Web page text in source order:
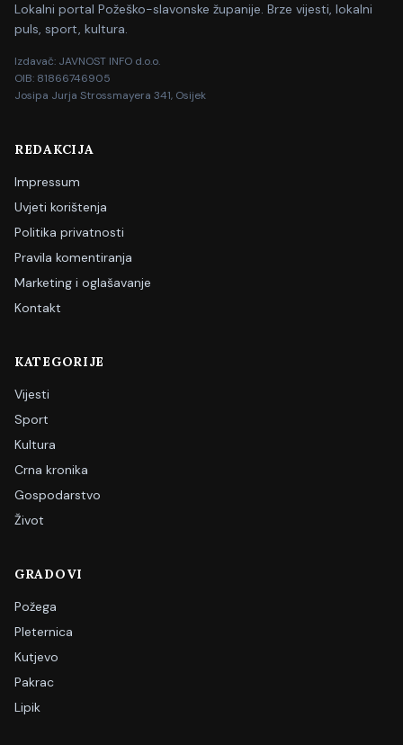
Lokalni portal Požeško-slavonske županije. Brze vijesti, lokalni
puls, sport, kultura.
Izdavač: JAVNOST INFO d.o.o.
OIB: 81866746905
Josipa Jurja Strossmayera 341, Osijek
REDAKCIJA
Impressum
Uvjeti korištenja
Politika privatnosti
Pravila komentiranja
Marketing i oglašavanje
Kontakt
KATEGORIJE
Vijesti
Sport
Kultura
Crna kronika
Gospodarstvo
Život
GRADOVI
Požega
Pleternica
Kutjevo
Pakrac
Lipik